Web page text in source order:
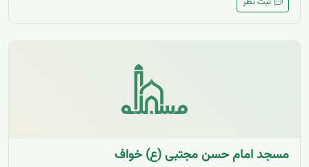
مسجد امام حسن مجتبی (ع) خواف